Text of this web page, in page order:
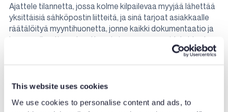
This website uses cookies
We use cookies to personalise content and ads, to
Ajattele tilannetta, jossa kolme kilpailevaa myyjää lähettää
yksittäisiä sähköpostin liitteitä, ja sinä tarjoat asiakkaalle
räätälöityä myyntihuonetta, jonne kaikki dokumentaatio ja
kommunikaatio on koottuna ja jossa personoidut videot
tukevat viestiäsi. Se ei yksin riitä voittamaan kilpailua, mutta
Digitaalinen myyntihuone tarjoaa kaikki tarvittavat työkalut
Tässä ovat viisi keskeistä ominaisuutta, joita kannattaa